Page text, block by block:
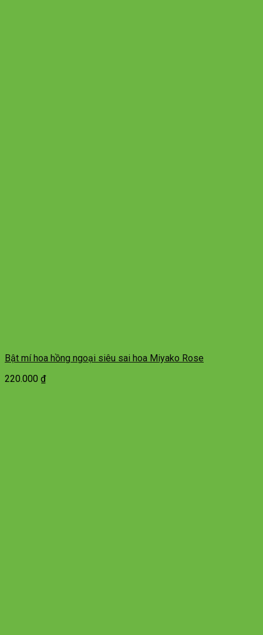
Bật mí hoa hồng ngoại siêu sai hoa Miyako Rose
220.000 ₫